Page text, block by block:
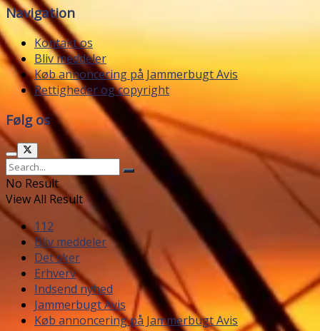
Navigation
Kontakt os
Bliv meddeler
Køb annoncering på Jammerbugt Avis
Rettigheder og copyright
Følg os
No Result
View All Result
112
Bliv meddeler
Det sker
Erhverv
Indsend nyhed
Jammerbugt Avis
Køb annoncering på Jammerbugt Avis